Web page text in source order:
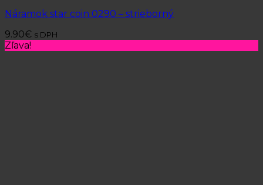
Náramok star coin 0290 – strieborný
9.90€ s DPH
Zľava!